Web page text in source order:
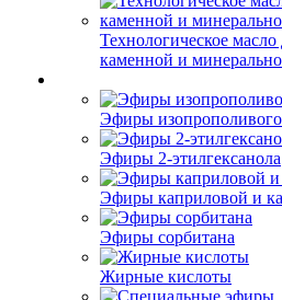
Технологическое масло
каменной и
Эфиры изопрополивого
Эфиры 2-этилгексанола
Эфиры каприловой и
Эфиры сорбитана
Жирные кислоты